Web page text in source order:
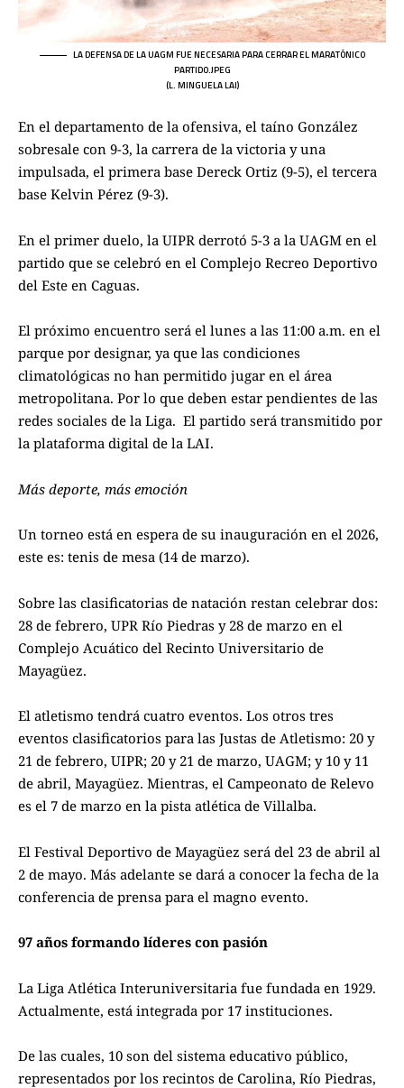
LA DEFENSA DE LA UAGM FUE NECESARIA PARA CERRAR EL MARATÓNICO
PARTIDO.JPEG
(L. MINGUELA LAI)
En el departamento de la ofensiva, el taíno González
sobresale con 9-3, la carrera de la victoria y una
impulsada, el primera base Dereck Ortiz (9-5), el tercera
base Kelvin Pérez (9-3).
En el primer duelo, la UIPR derrotó 5-3 a la UAGM en el
partido que se celebró en el Complejo Recreo Deportivo
del Este en Caguas.
El próximo encuentro será el lunes a las 11:00 a.m. en el
parque por designar, ya que las condiciones
climatológicas no han permitido jugar en el área
metropolitana. Por lo que deben estar pendientes de las
redes sociales de la Liga. El partido será transmitido por
la plataforma digital de la LAI.
Más deporte, más emoción
Un torneo está en espera de su inauguración en el 2026,
este es: tenis de mesa (14 de marzo).
Sobre las clasificatorias de natación restan celebrar dos:
28 de febrero, UPR Río Piedras y 28 de marzo en el
Complejo Acuático del Recinto Universitario de
Mayagüez.
El atletismo tendrá cuatro eventos. Los otros tres
eventos clasificatorios para las Justas de Atletismo: 20 y
21 de febrero, UIPR; 20 y 21 de marzo, UAGM; y 10 y 11
de abril, Mayagüez. Mientras, el Campeonato de Relevo
es el 7 de marzo en la pista atlética de Villalba.
El Festival Deportivo de Mayagüez será del 23 de abril al
2 de mayo. Más adelante se dará a conocer la fecha de la
conferencia de prensa para el magno evento.
97 años formando líderes con pasión
La Liga Atlética Interuniversitaria fue fundada en 1929.
Actualmente, está integrada por 17 instituciones.
De las cuales, 10 son del sistema educativo público,
representados por los recintos de Carolina, Río Piedras,